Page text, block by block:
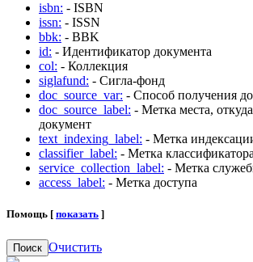
isbn: - ISBN
issn: - ISSN
bbk: - BBK
id: - Идентификатор документа
col: - Коллекция
siglafund: - Сигла-фонд
doc_source_var: - Способ получения
doc_source_label: - Метка места,
документ
text_indexing_label: - Метка
classifier_label: - Метка классификатора
service_collection_label: - Метка
access_label: - Метка доступа
Помощь [ показать ]
Поиск Очистить